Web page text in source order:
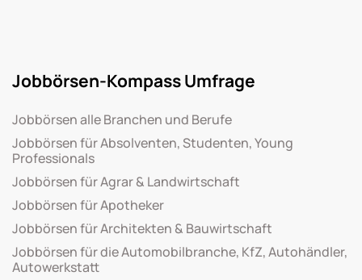
Jobbörsen-Kompass Umfrage
Jobbörsen alle Branchen und Berufe
Jobbörsen für Absolventen, Studenten, Young
Professionals
Jobbörsen für Agrar & Landwirtschaft
Jobbörsen für Apotheker
Jobbörsen für Architekten & Bauwirtschaft
Jobbörsen für die Automobilbranche, KfZ, Autohändler,
Autowerkstatt